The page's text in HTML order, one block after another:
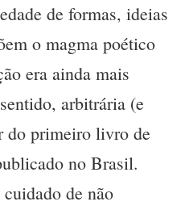
de formas, ideias
o magma poético
era ainda mais
arbitrária (e
do primeiro livro de
no Brasil.
de não